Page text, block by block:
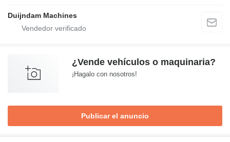
Duijndam Machines
¿Vende vehículos o maquinaria?
¡Hagalo con nosotros!
Publicar el anuncio